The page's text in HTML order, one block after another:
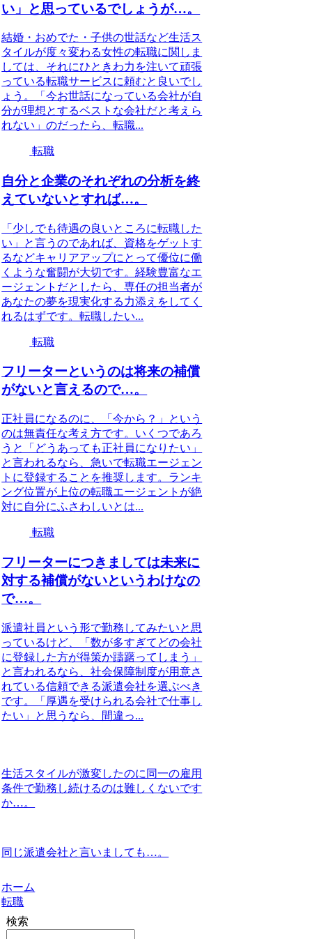
い」と思っているでしょうが…。
結婚・おめでた・子供の世話など生活ス
タイルが度々変わる女性の転職に関しま
しては、それにひときわ力を注いて頑張
っている転職サービスに頼むと良いでし
ょう。「今お世話になっている会社が自
分が理想とするベストな会社だと考えら
れない」のだったら、転職...
転職
自分と企業のそれぞれの分析を終
えていないとすれば…。
「少しでも待遇の良いところに転職した
い」と言うのであれば、資格をゲットす
るなどキャリアアップにとって優位に働
くような奮闘が大切です。経験豊富なエ
ージェントだとしたら、専任の担当者が
あなたの夢を現実化する力添えをしてく
れるはずです。転職したい...
転職
フリーターというのは将来の補償
がないと言えるので…。
正社員になるのに、「今から？」という
のは無責任な考え方です。いくつであろ
うと「どうあっても正社員になりたい」
と言われるなら、急いで転職エージェン
トに登録することを推奨します。ランキ
ング位置が上位の転職エージェントが絶
対に自分にふさわしいとは...
転職
フリーターにつきましては未来に
対する補償がないというわけなの
で…。
派遣社員という形で勤務してみたいと思
っているけど、「数が多すぎてどの会社
に登録した方が得策か躊躇ってしまう」
と言われるなら、社会保障制度が用意さ
れている信頼できる派遣会社を選ぶべき
です。「厚遇を受けられる会社で仕事し
たい」と思うなら、間違っ...
生活スタイルが激変したのに同一の雇用
条件で勤務し続けるのは難しくないです
か…。
同じ派遣会社と言いましても…。
ホーム
転職
検索